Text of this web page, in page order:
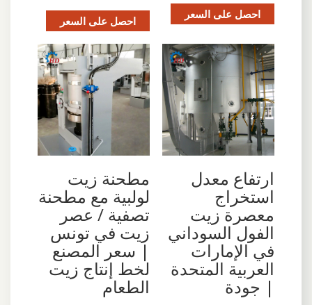
احصل على السعر احصل على السعر
ارتفاع معدل
استخراج
معصرة زيت
الفول السوداني
في الإمارات
العربية المتحدة
| جودة
مطحنة زيت
لولبية مع مطحنة
تصفية / عصر
زيت في تونس
| سعر المصنع
لخط إنتاج زيت
الطعام